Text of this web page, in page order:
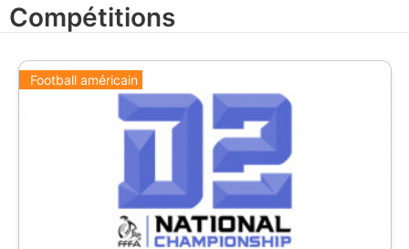
Compétitions
Football américain